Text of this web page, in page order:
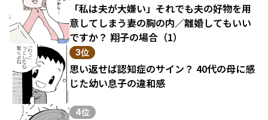
「私は夫が大嫌い」それでも夫の好物を用
意してしまう妻の胸の内／離婚してもいい
ですか？ 翔子の場合（1）
3位
思い返せば認知症のサイン？ 40代の母に感
じた幼い息子の違和感
4位